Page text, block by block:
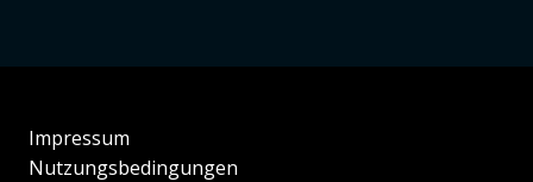
Impressum
Nutzungsbedingungen